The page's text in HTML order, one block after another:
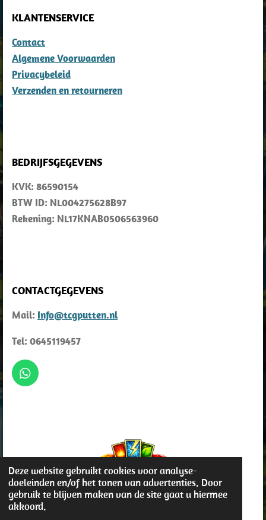
Deze website gebruikt cookies voor analyse-
doeleinden en/of het tonen van advertenties. Door
gebruik te blijven maken van de site gaat u hiermee
akkoord.
KLANTENSERVICE
Contact
Algemene Voorwaarden
Privacybeleid
Verzenden en retourneren
BEDRIJFSGEGEVENS
KVK: 86590154
BTW ID: NL004275628B97
Rekening: NL17KNAB0506563960
CONTACTGEGEVENS
Mail: Info@tcgputten.nl
Tel: 0645119457
W
h
p
© 2022 - 2026 TCG Putten